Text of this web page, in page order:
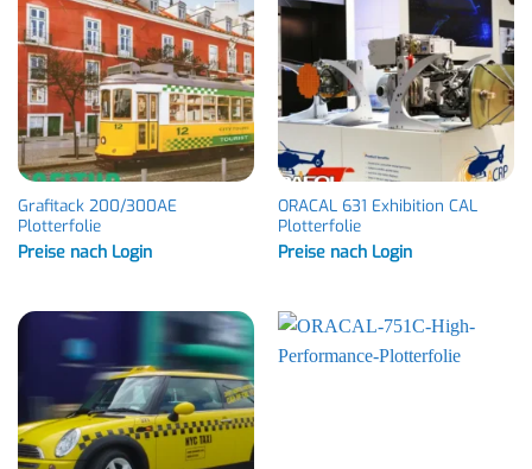
Grafitack 200/300AE
Plotterfolie
Preise nach Login
ORACAL 631 Exhibition CAL
Plotterfolie
Preise nach Login